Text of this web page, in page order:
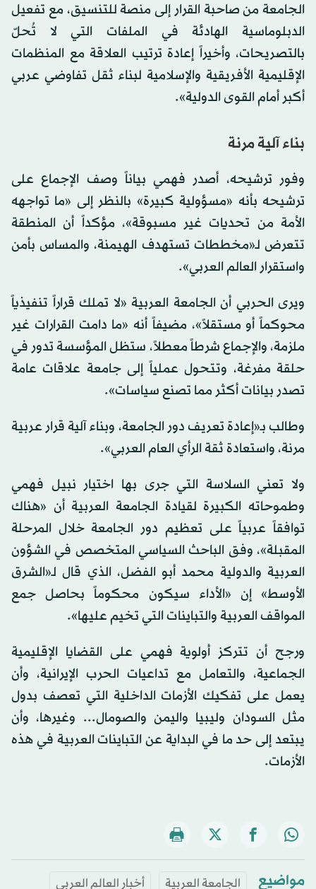
الجامعة من صاحبة القرار إلى منصة للتنسيق، مع تفعيل
الدبلوماسية الهادئة في الملفات التي لا تُحلّ
بالتصريحات، وأخيراً إعادة ترتيب العلاقة مع المنظمات
الإقليمية الأفريقية والإسلامية لبناء ثقل تفاوضي عربي
أكبر أمام القوى الدولية».
بناء آلية مرنة
وفور ترشيحه، أصدر فهمي بياناً وصف الإجماع على
ترشيحه بأنه «مسؤولية كبيرة» بالنظر إلى «ما تواجهه
الأمة من تحديات غير مسبوقة»، مؤكداً أن المنطقة
تتعرض لـ«مخططات تستهدف الهيمنة، والمساس بأمن
واستقرار العالم العربي».
ويرى الحربي أن الجامعة العربية «لا تملك قراراً تنفيذياً
محوكماً أو مستقلاً»، مضيفاً أنه «ما دامت القرارات غير
ملزمة، والإجماع شرطاً معطلاً، ستظل المؤسسة تدور في
حلقة مفرغة، وتتحول عملياً إلى جامعة علاقات عامة
تصدر بيانات أكثر مما تصنع سياسات».
وطالب بـ«إعادة تعريف دور الجامعة، وبناء آلية قرار عربية
مرنة، واستعادة ثقة الرأي العام العربي».
ولا تعني السلاسة التي جرى بها اختيار نبيل فهمي
وطموحاته الكبيرة لقيادة الجامعة العربية أن «هناك
توافقاً عربياً على تعظيم دور الجامعة خلال المرحلة
المقبلة»، وفق الباحث السياسي المتخصص في الشؤون
العربية والدولية محمد أبو الفضل، الذي قال لـ«الشرق
الأوسط» إن «الأداء سيكون محكوماً بحاصل جمع
المواقف العربية والتباينات التي تخيم عليها».
ورجح أن تتركز أولوية فهمي على القضايا الإقليمية
الجماعية، والتعامل مع تداعيات الحرب الإيرانية، وأن
يعمل على تفكيك الأزمات الداخلية التي تعصف بدول
مثل السودان وليبيا واليمن والصومال... وغيرها، وأن
يبتعد إلى حد ما في البداية عن التباينات العربية في هذه
الأزمات.
مواضيع الجامعة العربية
أخبار العالم العربي